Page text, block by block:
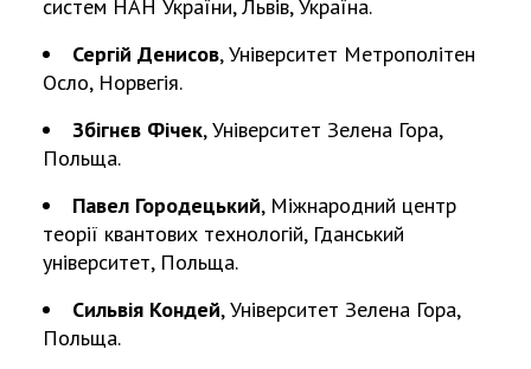
систем НАН України, Львів, Україна.
Сергій Денисов, Університет Метрополітен
Осло, Норвегія.
Збігнєв Фічек, Університет Зелена Гора,
Польща.
Павел Городецький, Міжнародний центр
теорії квантових технологій, Гданський
університет, Польща.
Сильвія Кондей, Університет Зелена Гора,
Польща.